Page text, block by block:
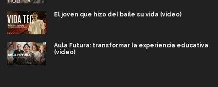
El joven que hizo del baile su vida (video)
Aula Futura: transformar la experiencia educativa
(video)